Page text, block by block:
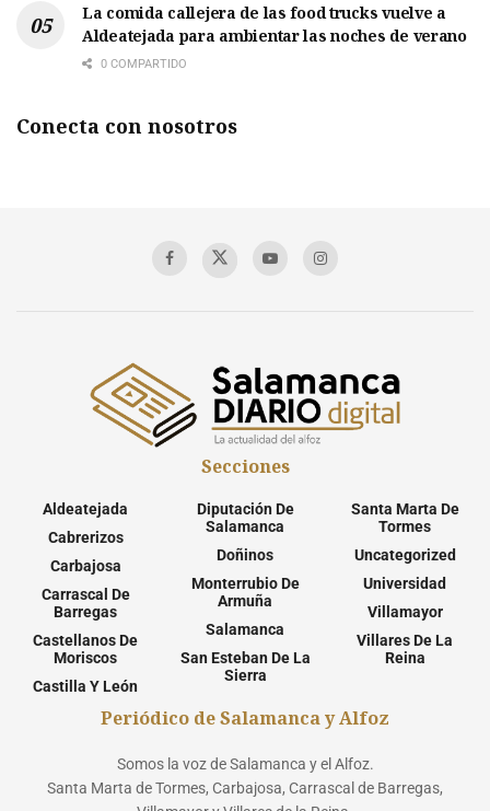
La comida callejera de las food trucks vuelve a
Aldeatejada para ambientar las noches de verano
0 COMPARTIDO
Conecta con nosotros
Secciones
Aldeatejada
Cabrerizos
Carbajosa
Carrascal De
Barregas
Castellanos De
Moriscos
Castilla Y León
Diputación De
Salamanca
Doñinos
Monterrubio De
Armuña
Salamanca
San Esteban De La
Sierra
Santa Marta De
Tormes
Uncategorized
Universidad
Villamayor
Villares De La
Reina
Periódico de Salamanca y Alfoz
Somos la voz de Salamanca y el Alfoz.
Santa Marta de Tormes, Carbajosa, Carrascal de Barregas,